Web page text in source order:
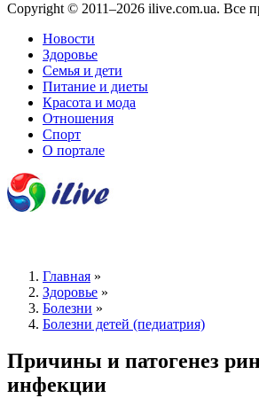
Copyright © 2011–2026 ilive.com.ua. Все
Новости
Здоровье
Семья и дети
Питание и диеты
Красота и мода
Отношения
Спорт
О портале
Главная »
Здоровье »
Болезни »
Болезни детей (педиатрия)
Причины и патогенез
инфекции